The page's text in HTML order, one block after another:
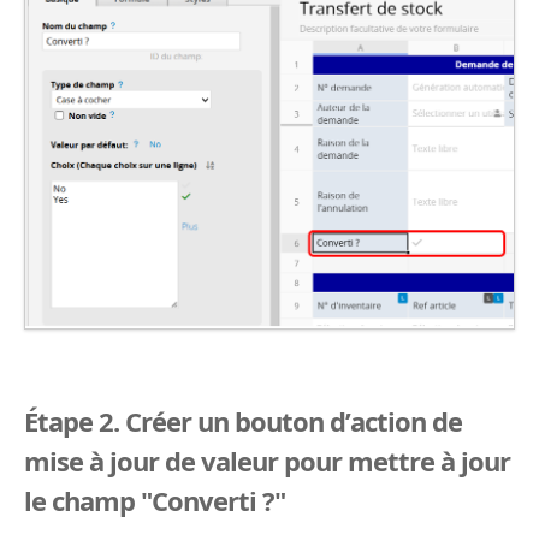
Étape 2. Créer un bouton d’action de
mise à jour de valeur pour mettre à jour
le champ "Converti ?"